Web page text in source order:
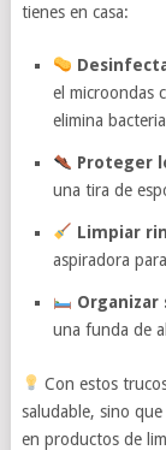
tienes en casa:
el microondas
elimina
Proteger
una tira de
Limpiar
aspiradora
Organizar
una funda de
Con estos
saludable, sino
en productos de